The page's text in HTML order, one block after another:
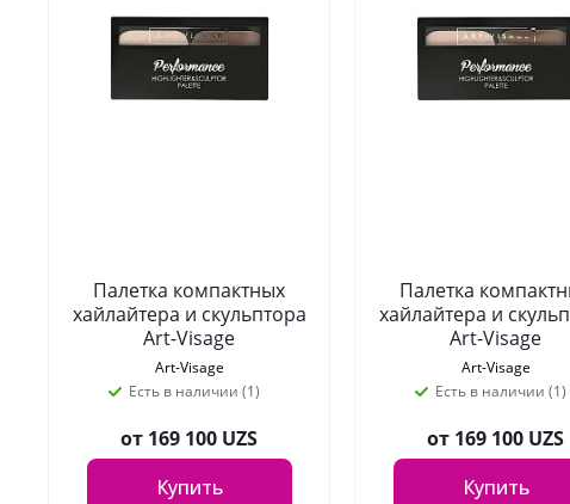
Палетка компактных
хайлайтера и скульптора
Art-Visage
PERFORMANCE, оттенок
02
Art-Visage
Есть в наличии (1)
от 169 100 UZS
Купить
Палетка
хайлайтера и
Art-Visage
PERFORMANCE,
01
Art-Visage
Есть в наличии (1)
от 169 100 UZS
Купить